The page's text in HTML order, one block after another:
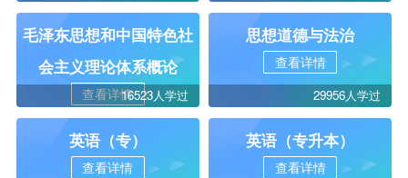
毛泽东思想和中国特色社
会主义理论体系概论
查看详情16523人学过
思想道德与法治
查看详情
29956人学过
英语（专）
查看详情
英语（专升本）
查看详情